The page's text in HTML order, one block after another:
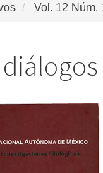
Vol. 12 Núm.